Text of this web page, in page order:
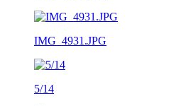
IMG_4931.JPG
5/14